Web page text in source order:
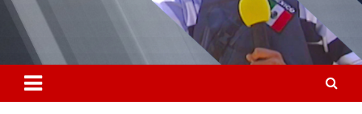
Jlanoticias
Información relevante en tiempo real.